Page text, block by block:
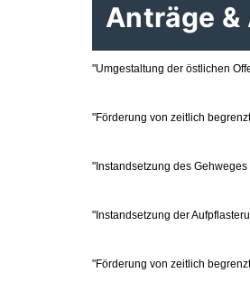
Anträge
"Umgestaltung der östlichen
"Förderung von zeitlich
"Instandsetzung des
"Instandsetzung der
"Förderung von zeitlich